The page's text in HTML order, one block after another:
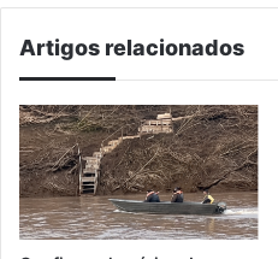
Artigos relacionados